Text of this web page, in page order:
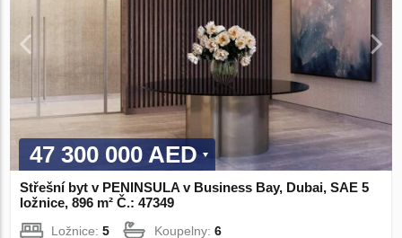
47 300 000 AED
Střešní byt v PENINSULA v Business Bay, Dubai, SAE 5
ložnice, 896 m² Č.: 47349
Ložnice:5 Koupelny:6